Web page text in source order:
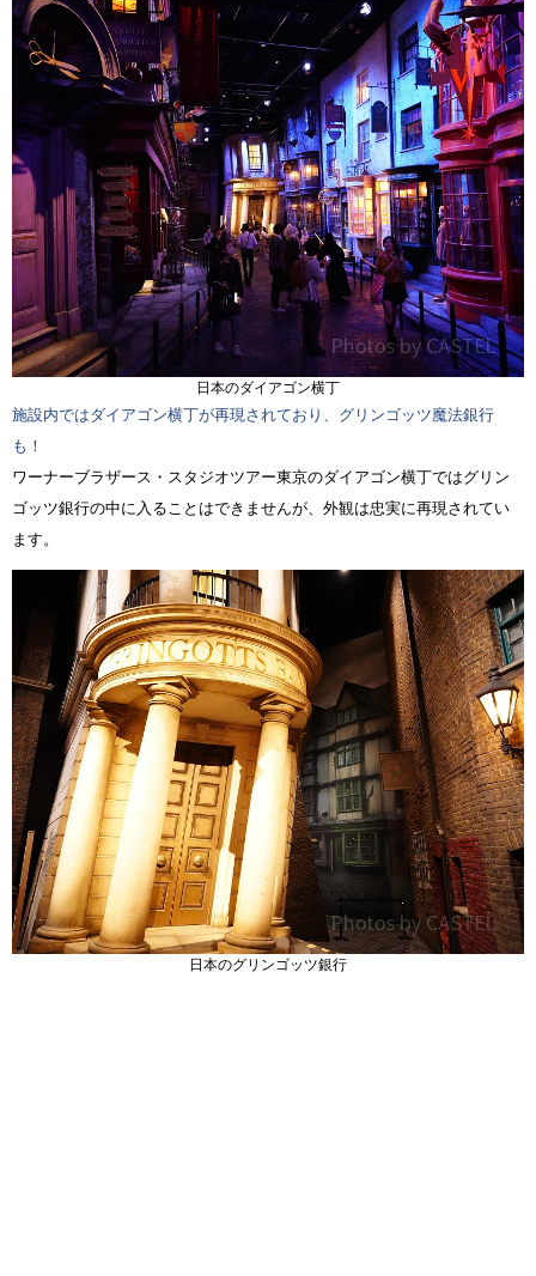
日本のダイアゴン横丁
施設内ではダイアゴン横丁が再現されており、グリンゴッツ魔法銀行
も！
ワーナーブラザース・スタジオツアー東京のダイアゴン横丁ではグリン
ゴッツ銀行の中に入ることはできませんが、外観は忠実に再現されてい
ます。
日本のグリンゴッツ銀行